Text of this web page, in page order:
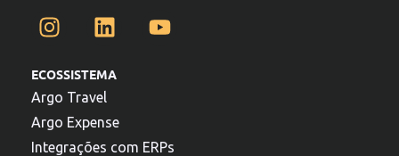
ECOSSISTEMA
Argo Travel
Argo Expense
Integrações com ERPs